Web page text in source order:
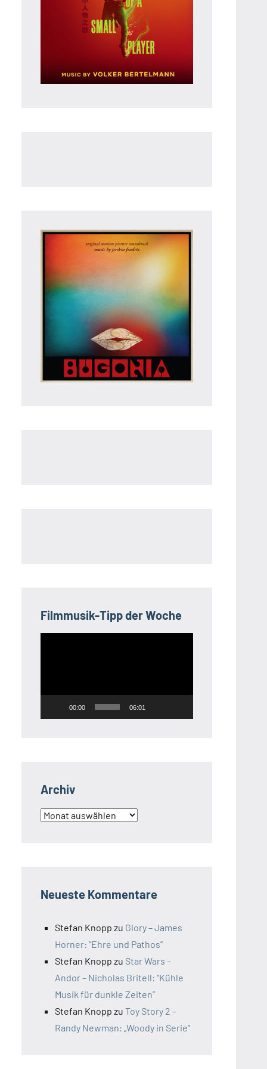
Filmmusik-Tipp der Woche
00:00 06:01
Archiv
Archiv
Neueste Kommentare
Stefan Knopp zu Glory – James
Horner: “Ehre und Pathos”
Stefan Knopp zu Star Wars –
Andor – Nicholas Britell: “Kühle
Musik für dunkle Zeiten”
Stefan Knopp zu Toy Story 2 –
Randy Newman: „Woody in Serie“